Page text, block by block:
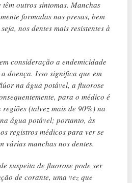
outros sintomas. Manchas
formadas nas presas, bem
nos dentes mais resistentes à
consideração a endemicidade
doença. Isso significa que em
na água potável, a fluorose
para o médico é
(talvez mais de 90%) na
água potável; portanto, às
registros médicos para ver se
várias manchas nos dentes.
suspeita de fluorose pode ser
de corante, uma vez que